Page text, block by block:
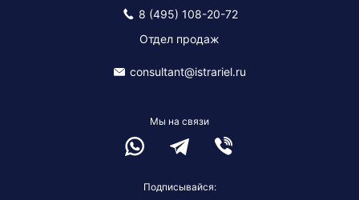
8 (495) 108-20-72
Отдел продаж
consultant@istrariel.ru
Мы на связи
Подписывайся: